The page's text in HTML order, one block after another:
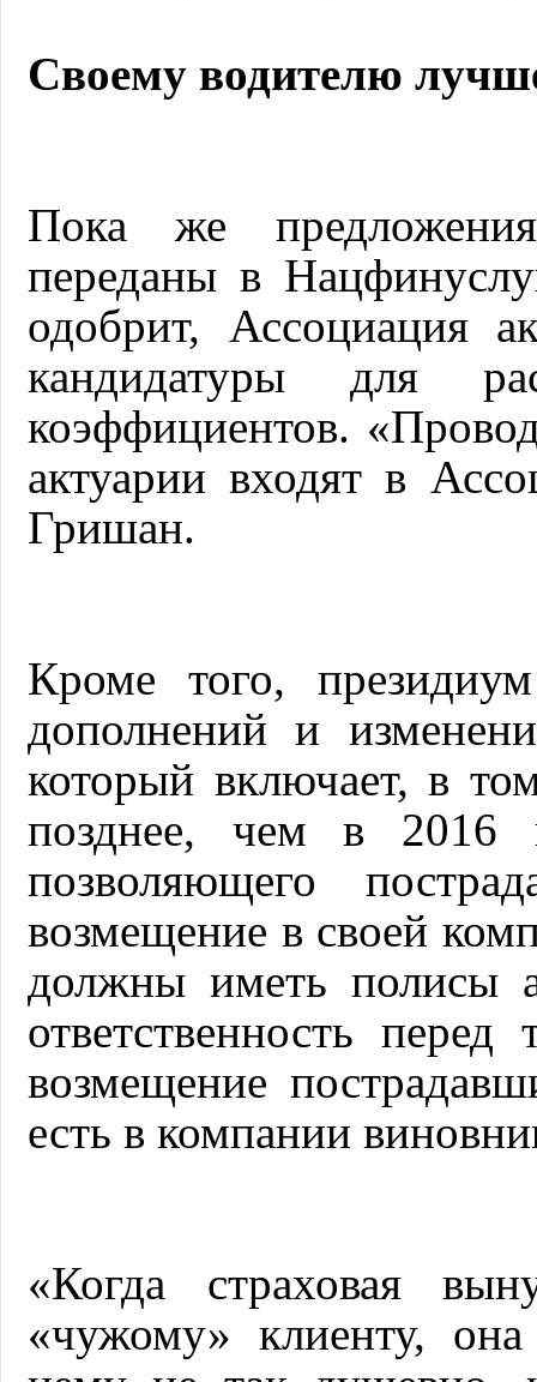
Своему водителю
Пока же
переданы в
одобрит, Ассоциация
кандидатуры для
коэффициентов.
актуарии входят в
Гришан.
Кроме того,
дополнений и
который включает, в
позднее, чем в 2016
позволяющего
возмещение в своей
должны иметь полисы
ответственность
возмещение
есть в компании
«Когда страховая
«чужому» клиенту, она